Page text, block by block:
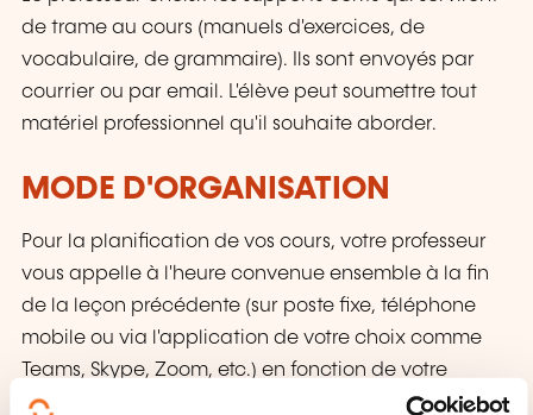
de trame au cours (manuels d'exercices, de
vocabulaire, de grammaire). Ils sont envoyés par
courrier ou par email. L'élève peut soumettre tout
matériel professionnel qu'il souhaite aborder.
MODE D'ORGANISATION
Pour la planification de vos cours, votre professeur
vous appelle à l'heure convenue ensemble à la fin
de la leçon précédente (sur poste fixe, téléphone
mobile ou via l'application de votre choix comme
Teams, Skype, Zoom, etc.) en fonction de votre
agenda.